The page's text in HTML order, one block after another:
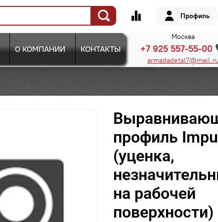
Профиль
О КОМПАНИИ КОНТАКТЫ
Москва
+7 925 557-55-00
armadadetal7@mail.ru
профиль
(уценка,
на рабочей
поверхности)